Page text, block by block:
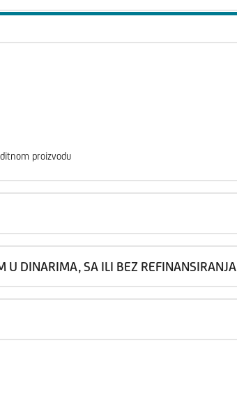
proizvodu
U DINARIMA, SA ILI BEZ REFINANSIRANJA